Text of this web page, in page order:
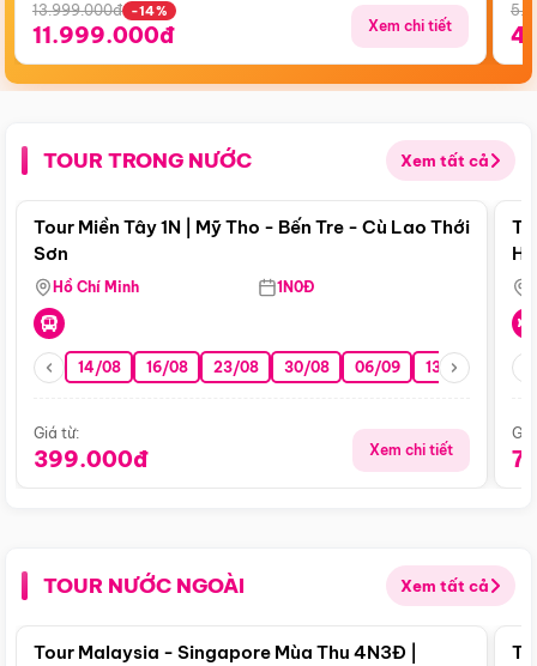
13.999.000đ -14%
11.999.000đ Xem chi tiết
TOUR TRONG NƯỚC Xem tất cả
Điểm nổi bật
Tour Miền Tây 1N | Mỹ Tho - Bến Tre - Cù Lao Thới
Sơn
Hồ Chí Minh 1N0Đ
14/08 16/08 23/08 30/08 06/09 13/09 20/09
Giá từ:
399.000đ Xem chi tiết
TOUR NƯỚC NGOÀI Xem tất cả
Điểm nổi bật
Tour Malaysia - Singapore Mùa Thu 4N3Đ |